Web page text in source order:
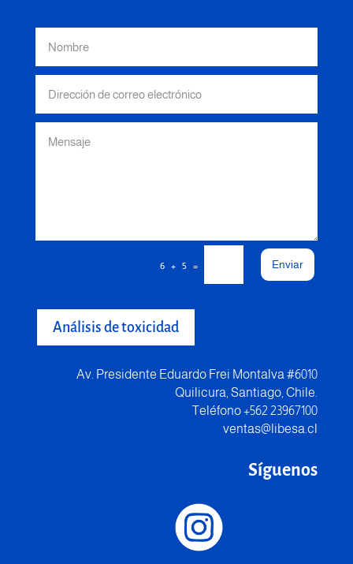
6 + 5 = Enviar
Análisis de toxicidad
Av. Presidente Eduardo Frei Montalva #6010
Quilicura, Santiago, Chile.
Teléfono +562 23967100
ventas@libesa.cl
Síguenos